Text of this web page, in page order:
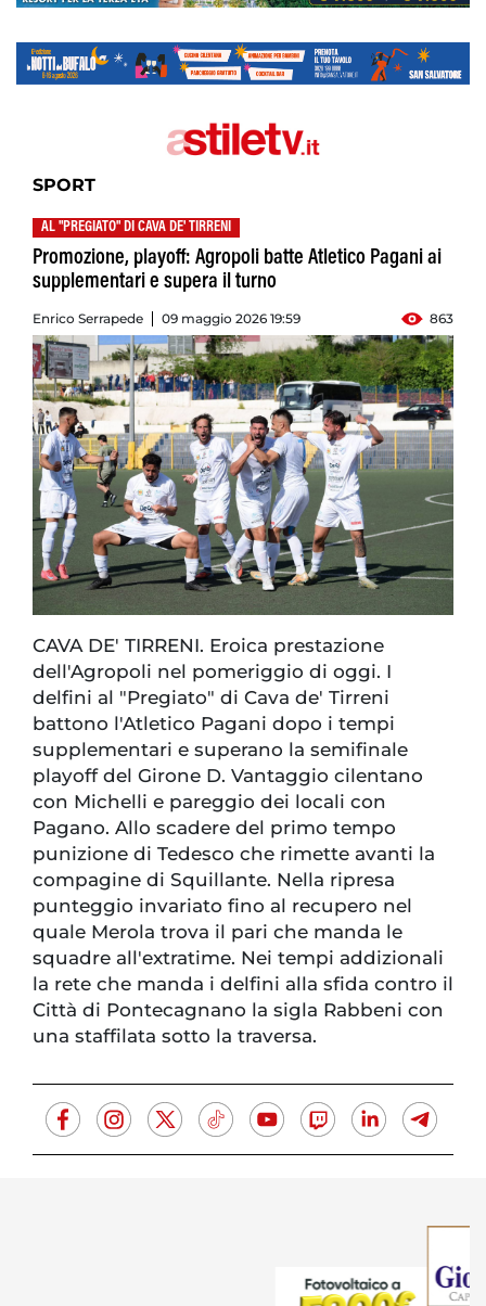
SPORT
AL "PREGIATO" DI CAVA DE' TIRRENI
Promozione, playoff: Agropoli batte Atletico Pagani ai
supplementari e supera il turno
Enrico Serrapede 09 maggio 2026 19:59 863
CAVA DE' TIRRENI. Eroica prestazione
dell'Agropoli nel pomeriggio di oggi. I
delfini al "Pregiato" di Cava de' Tirreni
battono l'Atletico Pagani dopo i tempi
supplementari e superano la semifinale
playoff del Girone D. Vantaggio cilentano
con Michelli e pareggio dei locali con
Pagano. Allo scadere del primo tempo
punizione di Tedesco che rimette avanti la
compagine di Squillante. Nella ripresa
punteggio invariato fino al recupero nel
quale Merola trova il pari che manda le
squadre all'extratime. Nei tempi addizionali
la rete che manda i delfini alla sfida contro il
Città di Pontecagnano la sigla Rabbeni con
una staffilata sotto la traversa.